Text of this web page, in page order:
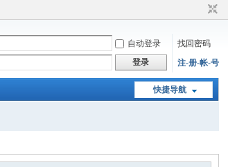
自动登录
找回密码
登录 注-册-帐-号
快捷导航